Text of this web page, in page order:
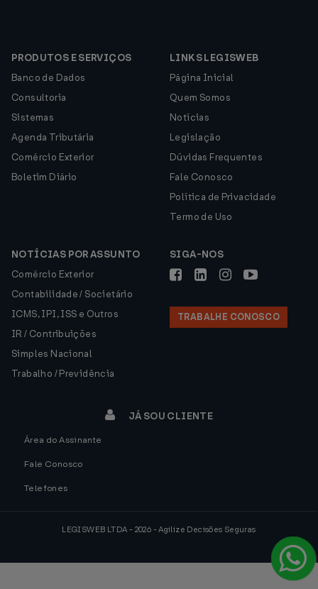
PRODUTOS E SERVIÇOS
Banco de Dados
Consultoria
Sistemas
Agenda Tributária
Comércio Exterior
Boletim Diário
LINKS LEGISWEB
Página Inicial
Quem Somos
Notícias
Legislação
Dúvidas Frequentes
Fale Conosco
Política de Privacidade
Termo de Uso
NOTÍCIAS POR ASSUNTO
Comércio Exterior
Contabilidade / Societário
ICMS, IPI, ISS e Outros
IR / Contribuições
Simples Nacional
Trabalho / Previdência
SIGA-NOS
TRABALHE CONOSCO
JÁ SOU CLIENTE
Área do Assinante
Fale Conosco
Telefones
LEGISWEB LTDA - 2026 - Agilize Decisões Seguras